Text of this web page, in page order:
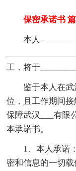
保密承诺书 篇
本人
工，将于
鉴于本人在武
位，且工作期间
保障武汉___有限
本承诺书。
1、本人承诺：
密和信息的一切